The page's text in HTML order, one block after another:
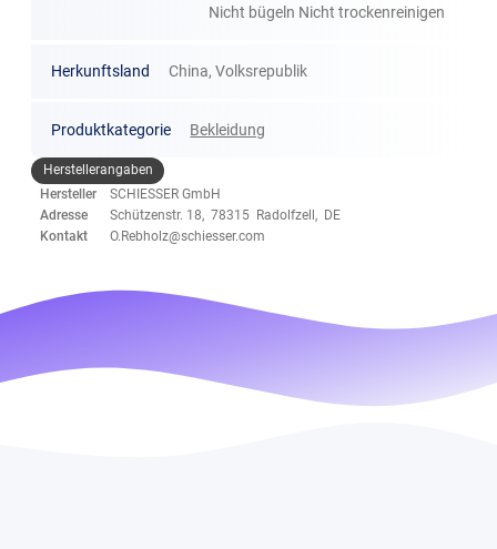
Nicht bügeln Nicht trockenreinigen
Herkunftsland China, Volksrepublik
Produktkategorie Bekleidung
Herstellerangaben
Hersteller
SCHIESSER GmbH
Adresse
Schützenstr. 18, 78315 Radolfzell, DE
Kontakt
O.Rebholz@schiesser.com